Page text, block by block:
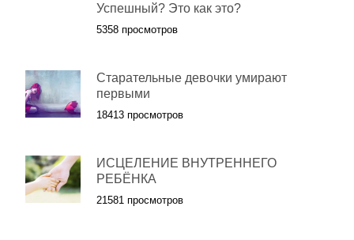
Успешный? Это как это?
5358 просмотров
Старательные девочки умирают
первыми
18413 просмотров
ИСЦЕЛЕНИЕ ВНУТРЕННЕГО
РЕБЁНКА
21581 просмотров